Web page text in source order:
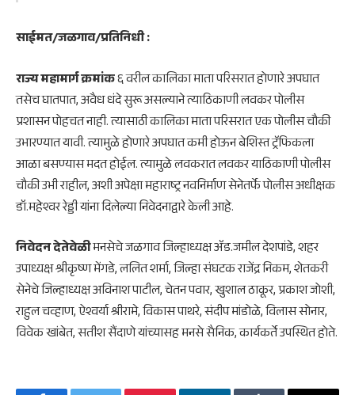
साईमत/जळगाव/प्रतिनिधी :
राज्य महामार्ग क्रमांक६ वरील कालिका माता परिसरात होणारे अपघात
तसेच घातपात, अवैध धंदे सुरू असल्याने त्याठिकाणी लवकर पोलीस
प्रशासन पोहचत नाही. त्यासाठी कालिका माता परिसरात एक पोलीस चौकी
उभारण्यात यावी. त्यामुळे होणारे अपघात कमी होऊन बेशिस्त ट्रॅफिकला
आळा बसण्यास मदत होईल. त्यामुळे लवकरात लवकर याठिकाणी पोलीस
चौकी उभी राहील, अशी अपेक्षा महाराष्ट्र नवनिर्माण सेनेतर्फे पोलीस अधीक्षक
डॉ.महेश्वर रेड्डी यांना दिलेल्या निवेदनाद्वारे केली आहे.
निवेदन देतेवेळीमनसेचे जळगाव जिल्हाध्यक्ष ॲड.जमील देशपांडे, शहर
उपाध्यक्ष श्रीकृष्ण मेंगडे, ललित शर्मा, जिल्हा संघटक राजेंद्र निकम, शेतकरी
सेनेचे जिल्हाध्यक्ष अविनाश पाटील, चेतन पवार, खुशाल ठाकूर, प्रकाश जोशी,
राहुल चव्हाण, ऐश्वर्या श्रीरामे, विकास पाथरे, संदीप मांडोळे, विलास सोनार,
विवेक खांबेत, सतीश सैंदाणे यांच्यासह मनसे सैनिक, कार्यकर्ते उपस्थित होते.